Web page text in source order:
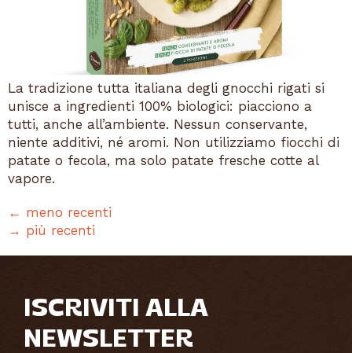
La tradizione tutta italiana degli gnocchi rigati si
unisce a ingredienti 100% biologici: piacciono a
tutti, anche all’ambiente. Nessun conservante,
niente additivi, né aromi. Non utilizziamo fiocchi di
patate o fecola, ma solo patate fresche cotte al
vapore.
← meno recenti
→ più recenti
ISCRIVITI ALLA
NEWSLETTER